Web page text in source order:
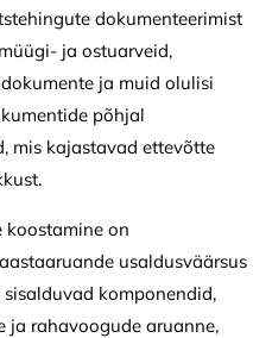
dokumenteerimist
ja ostuarveid,
ja muid olulisi
põhjal
mis kajastavad ettevõtte
koostamine on
usaldusväärsus
komponendid,
ja rahavoogude aruanne,